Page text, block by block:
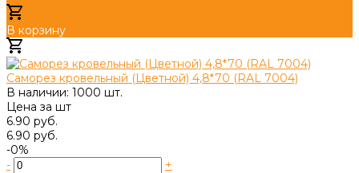
В корзину
Саморез кровельный (Цветной) 4,8*70 (RAL 7004)
В наличии: 1000 шт.
Цена за шт
6.90 руб.
6.90 руб.
-0%
-
+